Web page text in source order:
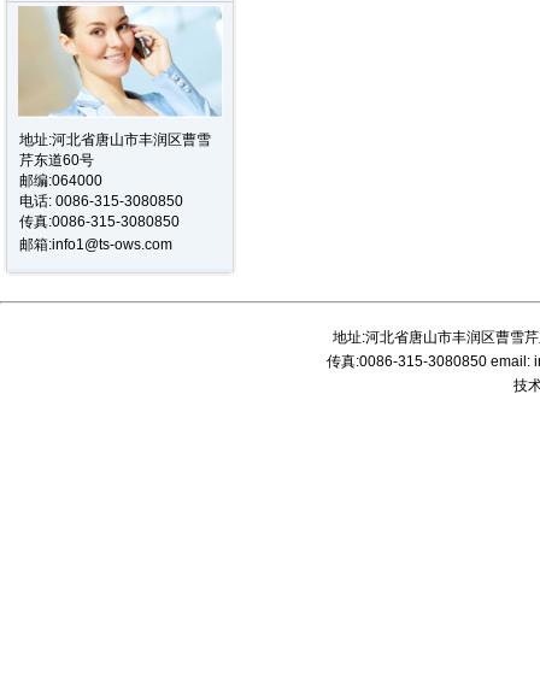
地址:河北省唐山市丰润区曹雪
芹东道60号
邮编:064000
电话: 0086-315-3080850
传真:0086-315-3080850
邮箱:info1@ts-ows.com
地址:河北省唐山市丰润区曹雪
传真:0086-315-3080850 email:
技